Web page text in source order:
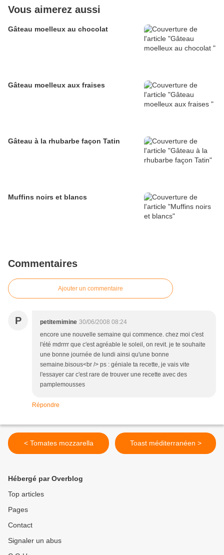
Vous aimerez aussi
Gâteau moelleux au chocolat
Gâteau moelleux aux fraises
Gâteau à la rhubarbe façon Tatin
Muffins noirs et blancs
Commentaires
Ajouter un commentaire
P petitemimine 30/06/2008 08:24
encore une nouvelle semaine qui commence. chez moi c'est
l'été mdrrrr que c'est agréable le soleil, on revit. je te souhaite
une bonne journée de lundi ainsi qu'une bonne
semaine.bisous<br /> ps : géniale ta recette, je vais vite
l'essayer car c'est rare de trouver une recette avec des
pamplemousses
Répondre
< Tomates mozzarella Toast méditerranéen >
Hébergé par Overblog
Top articles
Pages
Contact
Signaler un abus